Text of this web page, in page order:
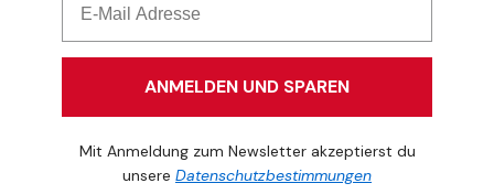
ANMELDEN UND SPAREN
Mit Anmeldung zum Newsletter akzeptierst du
unsere Datenschutzbestimmungen